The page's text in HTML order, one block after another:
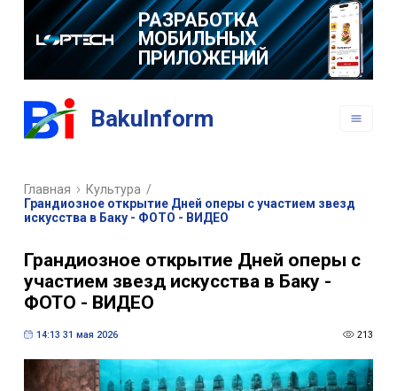
РАЗРАБОТКА
МОБИЛЬНЫХ
ПРИЛОЖЕНИЙ
BakuInform
Главная Культура /
Грандиозное открытие Дней оперы с участием звезд
искусства в Баку - ФОТО - ВИДЕО
Грандиозное открытие Дней оперы с
участием звезд искусства в Баку -
ФОТО - ВИДЕО
14:13 31 мая 2026 213